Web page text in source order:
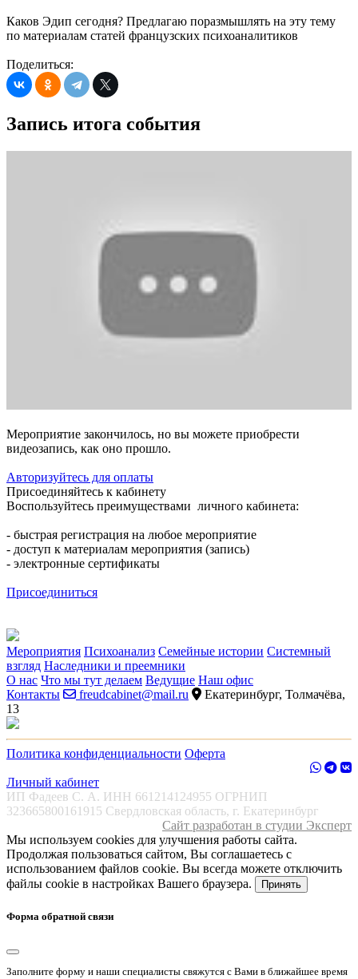
Каков Эдип сегодня? Предлагаю поразмышлять на эту тему
по материалам статей французских психоаналитиков
Поделиться:
Запись итога события
Мероприятие закончилось, но вы можете приобрести
видеозапись, как оно прошло.
Авторизуйтесь для оплаты
Присоединяйтесь к кабинету
Воспользуйтесь преимуществами личного кабинета:
- быстрая регистрация на любое мероприятие
- доступ к материалам мероприятия (запись)
- электронные сертификаты
Присоединиться
Мероприятия Психоанализ Семейные истории Системный
взгляд Наследники и преемники
О нас Что мы тут делаем Ведущие Наш офис
Контакты
freudcabinet@mail.ru
Екатеринбург, Толмачёва,
13
Политика конфиденциальности Оферта
Личный кабинет
ИП Фадеев С. А. ИНН 661214124955 ОГРНИП
323665800161915 Свердловская область, г. Екатеринбург
Сайт разработан в студии Эксперт
Мы используем cookies для улучшения работы сайта.
Продолжая пользоваться сайтом, Вы соглашаетесь с
использованием файлов cookie. Вы всегда можете отключить
файлы cookie в настройках Вашего браузера.
Принять
Форма обратной связи
Заполните форму и наши специалисты свяжутся с Вами в ближайшее время